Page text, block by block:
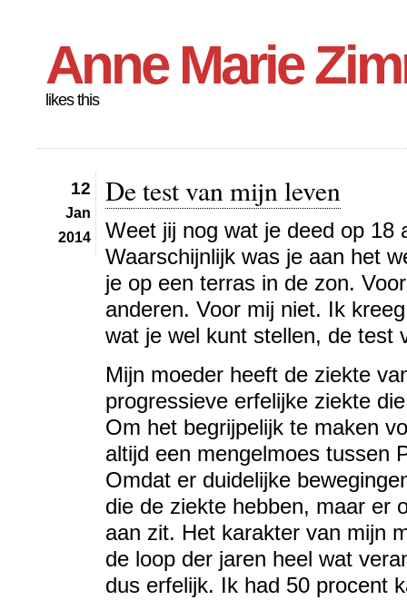
Anne Marie
likes this
12
Jan
2014
De test van mijn leven
Weet jij nog wat je deed op 18
Waarschijnlijk was je aan het
je op een terras in de zon.
anderen. Voor mij niet. Ik
wat je wel kunt stellen, de test
Mijn moeder heeft de ziekte
progressieve erfelijke ziekte
Om het begrijpelijk te maken
altijd een mengelmoes tussen
Omdat er duidelijke
die de ziekte hebben, maar er
aan zit. Het karakter van mijn
de loop der jaren heel wat
dus erfelijk. Ik had 50 procent